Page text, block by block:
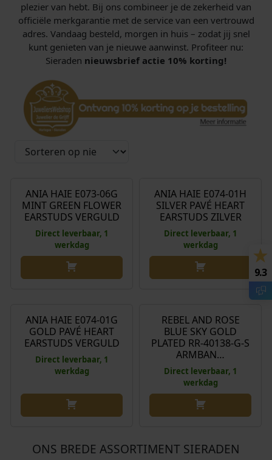
plezier van hebt. Bij ons combineer je de zekerheid van
officiële merkgarantie met de service van een vertrouwd
adres. Vandaag besteld, morgen in huis – zodat jij snel
kunt genieten van je nieuwe aanwinst. Profiteer nu:
Sieraden nieuwsbrief actie 10% korting!
ANIA HAIE E073-06G
MINT GREEN FLOWER
EARSTUDS VERGULD
Direct leverbaar, 1
werkdag
ANIA HAIE E074-01H
SILVER PAVÉ HEART
EARSTUDS ZILVER
Direct leverbaar, 1
werkdag
ANIA HAIE E074-01G
GOLD PAVÉ HEART
EARSTUDS VERGULD
Direct leverbaar, 1
werkdag
REBEL AND ROSE
BLUE SKY GOLD
PLATED RR-40138-G-S
ARMBAN…
Direct leverbaar, 1
werkdag
ONS BREDE ASSORTIMENT SIERADEN
9.3